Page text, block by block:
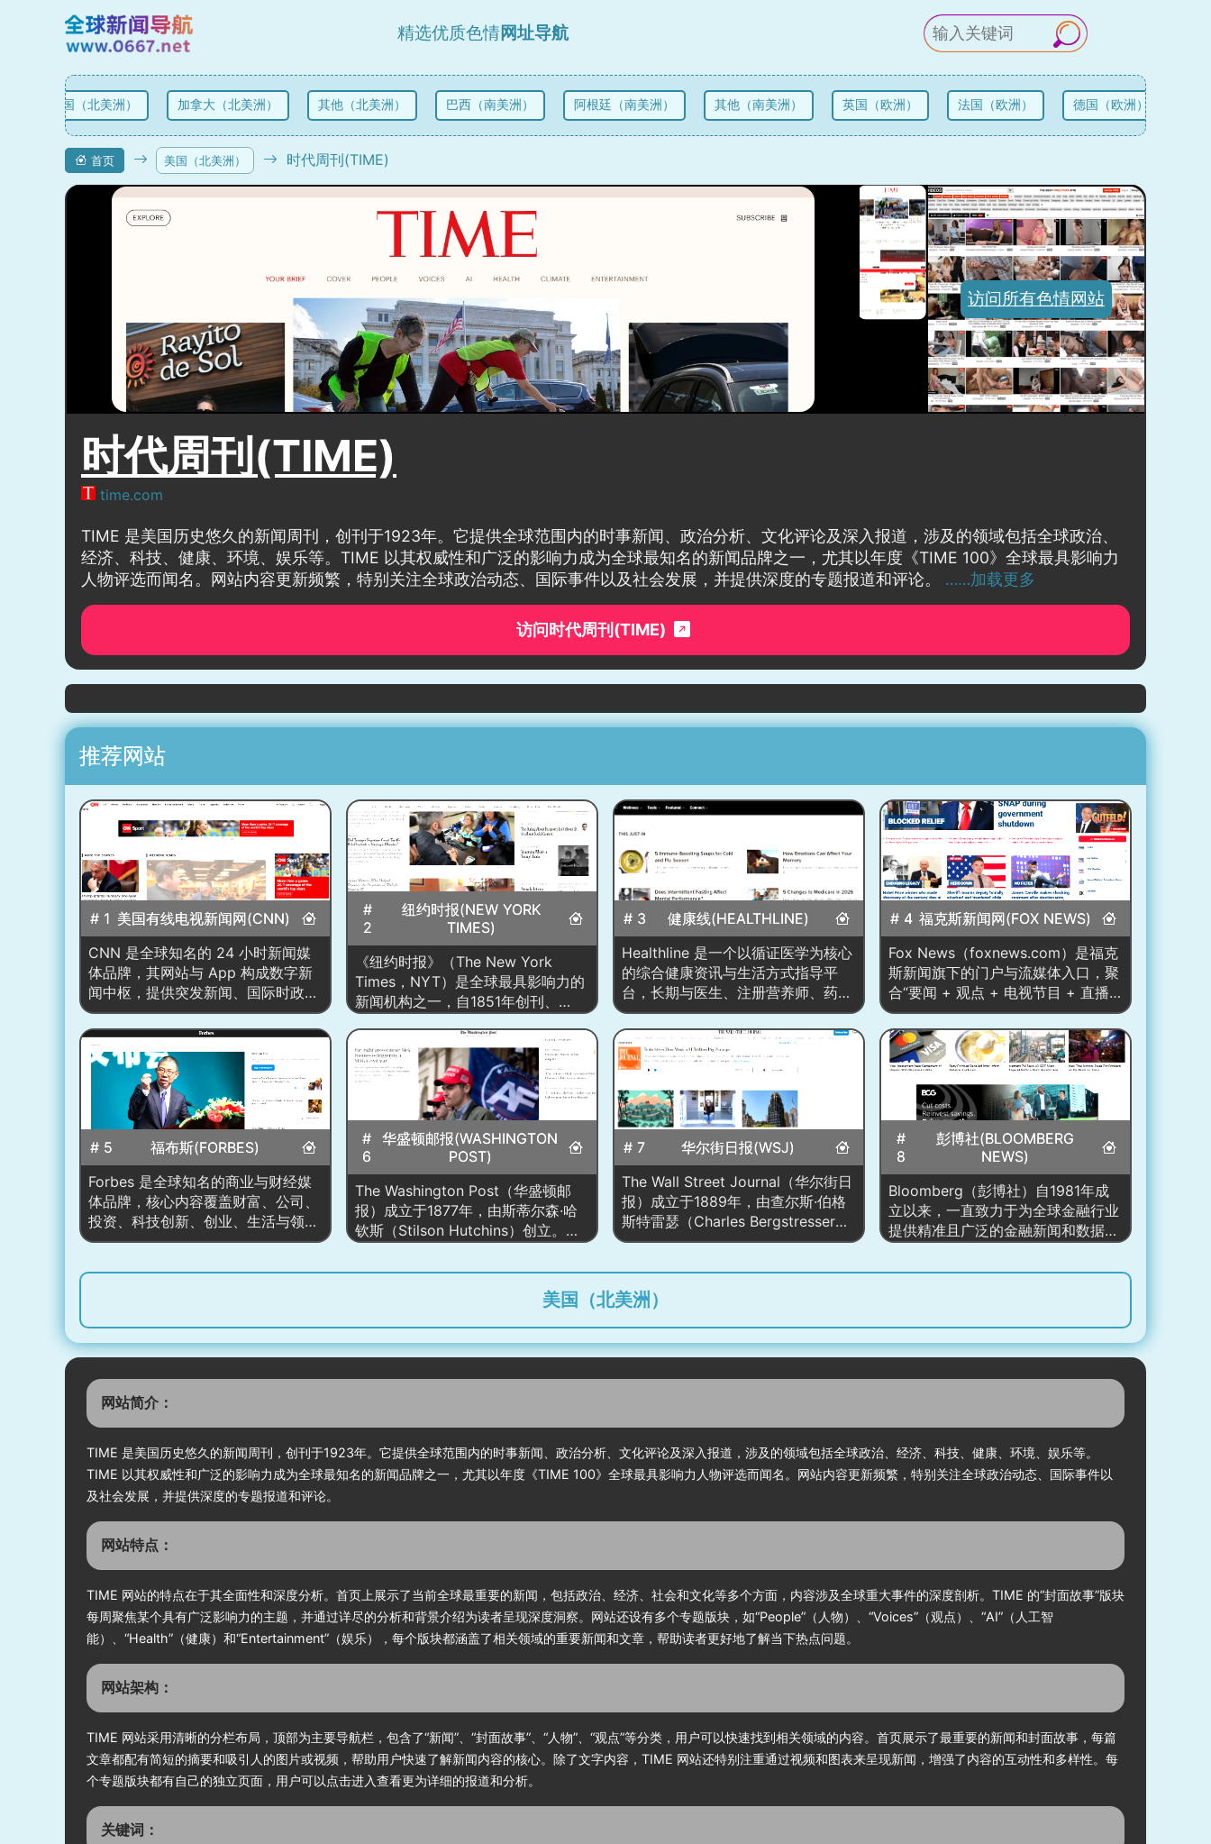
精选优质色情网址导航
美国（北美洲） 加拿大（北美洲） 其他（北美洲） 巴西（南美洲） 阿根廷（南美洲） 其他（南美洲） 英国（欧洲） 法国（欧洲） 德国（欧洲）
首页 美国（北美洲） 时代周刊(TIME)
访问所有色情网站
时代周刊(TIME)
time.com
TIME 是美国历史悠久的新闻周刊，创刊于1923年。它提供全球范围内的时事新闻、政治分析、文化评论及深入报道，涉及的领域包括全球政治、
经济、科技、健康、环境、娱乐等。TIME 以其权威性和广泛的影响力成为全球最知名的新闻品牌之一，尤其以年度《TIME 100》全球最具影响力
人物评选而闻名。网站内容更新频繁，特别关注全球政治动态、国际事件以及社会发展，并提供深度的专题报道和评论。 ……加载更多
访问时代周刊(TIME)
推荐网站
# 1 美国有线电视新闻网(CNN)
CNN 是全球知名的 24 小时新闻媒
体品牌，其网站与 App 构成数字新
闻中枢，提供突发新闻、国际时政、
商业财经、科技、健康、娱乐、体
育、生活方式等多频道内容。站点
以“滚动更新+深度报道+可视化叙
事”为核心，整合文字快讯、长文分
析、互动图表、数据可视化、长短视
频、直播与专题页；并通过国际版与
多语言分发覆盖全球受众。编辑部采
用“新闻枢纽”工作流，首页以头条
区、即时要闻卡片与分栏专题呈现当
天最重要的信息，同时联动 CNN
International、CNN Business、
CNN Sport、CNN Travel 等子品牌
#
2
纽约时报(NEW YORK
TIMES)
《纽约时报》（The New York
Times，NYT）是全球最具影响力的
新闻机构之一，自1851年创刊、
纸媒到数字媒体的深度转型。网站首
页采用以重大国际/美国要闻为轴的
瀑布式编排，穿插深度报道、评论与
专栏、数据新闻、图片与视频故事、
互动图表与实时直播，并配有“Most
Popular/Trending”等受欢迎榜单与
主题集合。平台围绕政治、经济、科
技、文化、生活方式等板块持续更
新，重大事件通常设立专题页整合时
间线、核心人物、关键文件与可视
化，形成权威的多维信息枢纽。
# 3
健康线(HEALTHLINE)
Healthline 是一个以循证医学为核心
的综合健康资讯与生活方式指导平
台，长期与医生、注册营养师、药
师、心理咨询师等专家合作，对内容
进行审稿与更新，并在每篇文章中标
注来源文献、更新时间与医学审核
人，确保信息可追溯、可验证。站点
覆盖慢病管理（糖尿病、心血管、肿
瘤、风湿免疫等）、营养饮食、运动
健身、睡眠与心理健康、女性与男性
健康、皮肤护理、药物与膳食补充剂
评测、症状自查与就医决策提示等广
泛主题，同时提供专题视频、信息
图、清单式指南与产品导购，帮助普
通用户把医学证据转化为日常可执行
# 4 福克斯新闻网(FOX NEWS)
Fox News（foxnews.com）是福克
斯新闻旗下的门户与流媒体入口，聚
合“要闻 + 观点 + 电视节目 + 直播
频道”。首页以巨幅头条图文与强势
标题承载突发事件，辅
以“Breaking”“Live Updates”等状态
标识；右侧“Watch Fox News Live /
Fox Nation / Fox Weather /
OutKick”等模块把电视台、付费订阅
与免费电台/播客打通。内容重心在
美国政治、公共政策、社会治安、文
化议题与名人评论，并突出保守派叙
事与主持人品牌（如 Gutfeld!、
Jesse Watters 等），形成“新闻—
评论—节目”的闭环分发。
# 5
福布斯(FORBES)
Forbes 是全球知名的商业与财经媒
体品牌，核心内容覆盖财富、公司、
投资、科技创新、创业、生活与领导
力等领域。网站以“榜单+深度报
同时设有 Money、Innovation、
Leadership、Billionaires、Lifestyle
等纵深栏目，形成“数据榜单—新闻
解读—人物故事—观点评论”的闭环
内容体系，服务商界决策者、投资
#
6
华盛顿邮报(WASHINGTON
POST)
The Washington Post（华盛顿邮
报）成立于1877年，由斯蒂尔森·哈
钦斯（Stilson Hutchins）创立。它
其对政治新闻的深入报道和调查性新
闻著称。网站自1996年上线，已成
为全球访问量较大的新闻门户之一，
提供即时新闻、深度调查、评论和专
栏文章。尤其是在美国政治和国际事
始人杰夫·贝索斯收购了该报，推动了
数字化转型，增加了在线订阅服务，
并发展了视频报道和播客内容，进一
# 7
华尔街日报(WSJ)
The Wall Street Journal（华尔街日
报）成立于1889年，由查尔斯·伯格
斯特雷瑟（Charles Bergstresser）
创立，是全球最具影响力的财经新闻
商业、市场、政策及国际事务的实时
（wsj.com）自上线以来，迅速成为
全球访问量较大的新闻门户之一。特
别是在商业、股市、金融、经济分析
#
8
彭博社(BLOOMBERG
NEWS)
Bloomberg（彭博社）自1981年成
立以来，一直致力于为全球金融行业
提供精准且广泛的金融新闻和数据服
Bloomberg）创办，这家公司迅速发
泛应用于全球金融市场，提供实时的
市场数据、分析工具和金融新闻，帮
出快速决策。除了金融数据外，彭博
业和文化等各类报道，使其成为一个
多元化的新闻和数据平台。
美国（北美洲）
网站简介：
TIME 是美国历史悠久的新闻周刊，创刊于1923年。它提供全球范围内的时事新闻、政治分析、文化评论及深入报道，涉及的领域包括全球政治、经济、科技、健康、环境、娱乐等。
TIME 以其权威性和广泛的影响力成为全球最知名的新闻品牌之一，尤其以年度《TIME 100》全球最具影响力人物评选而闻名。网站内容更新频繁，特别关注全球政治动态、国际事件以
及社会发展，并提供深度的专题报道和评论。
网站特点：
TIME 网站的特点在于其全面性和深度分析。首页上展示了当前全球最重要的新闻，包括政治、经济、社会和文化等多个方面，内容涉及全球重大事件的深度剖析。TIME 的“封面故事”版块
每周聚焦某个具有广泛影响力的主题，并通过详尽的分析和背景介绍为读者呈现深度洞察。网站还设有多个专题版块，如“People”（人物）、“Voices”（观点）、“AI”（人工智
能）、“Health”（健康）和“Entertainment”（娱乐），每个版块都涵盖了相关领域的重要新闻和文章，帮助读者更好地了解当下热点问题。
网站架构：
TIME 网站采用清晰的分栏布局，顶部为主要导航栏，包含了“新闻”、“封面故事”、“人物”、“观点”等分类，用户可以快速找到相关领域的内容。首页展示了最重要的新闻和封面故事，每篇
文章都配有简短的摘要和吸引人的图片或视频，帮助用户快速了解新闻内容的核心。除了文字内容，TIME 网站还特别注重通过视频和图表来呈现新闻，增强了内容的互动性和多样性。每
个专题版块都有自己的独立页面，用户可以点击进入查看更为详细的报道和分析。
关键词：